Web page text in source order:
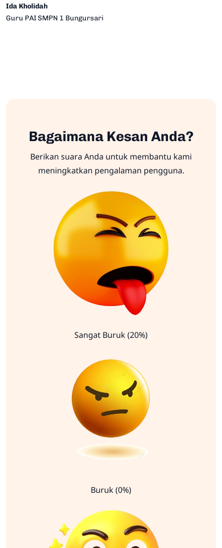
Ida Kholidah
Guru PAI SMPN 1 Bungursari
Bagaimana Kesan Anda?
Berikan suara Anda untuk membantu kami
meningkatkan pengalaman pengguna.
Sangat Buruk (20%)
Buruk (0%)